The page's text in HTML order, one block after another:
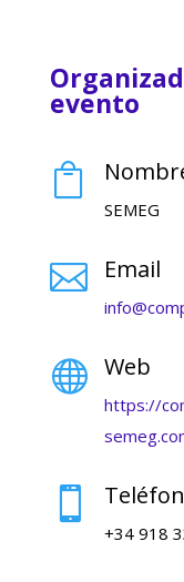
evento

SEMEG
 Email
 Web
https://

+34 918